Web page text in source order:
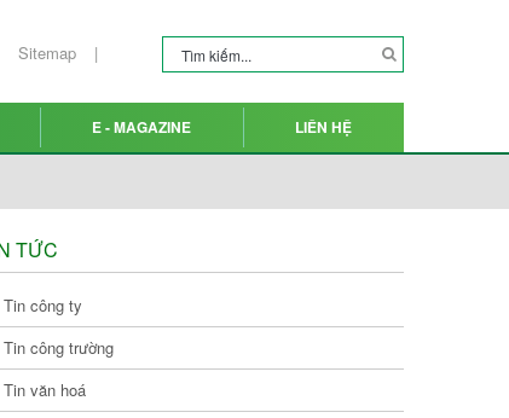
Sitemap
E - MAGAZINE LIÊN HỆ
TỨC
Tin công ty
Tin công trường
Tin văn hoá